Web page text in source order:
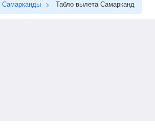
Самарканды Табло вылета Самарканд